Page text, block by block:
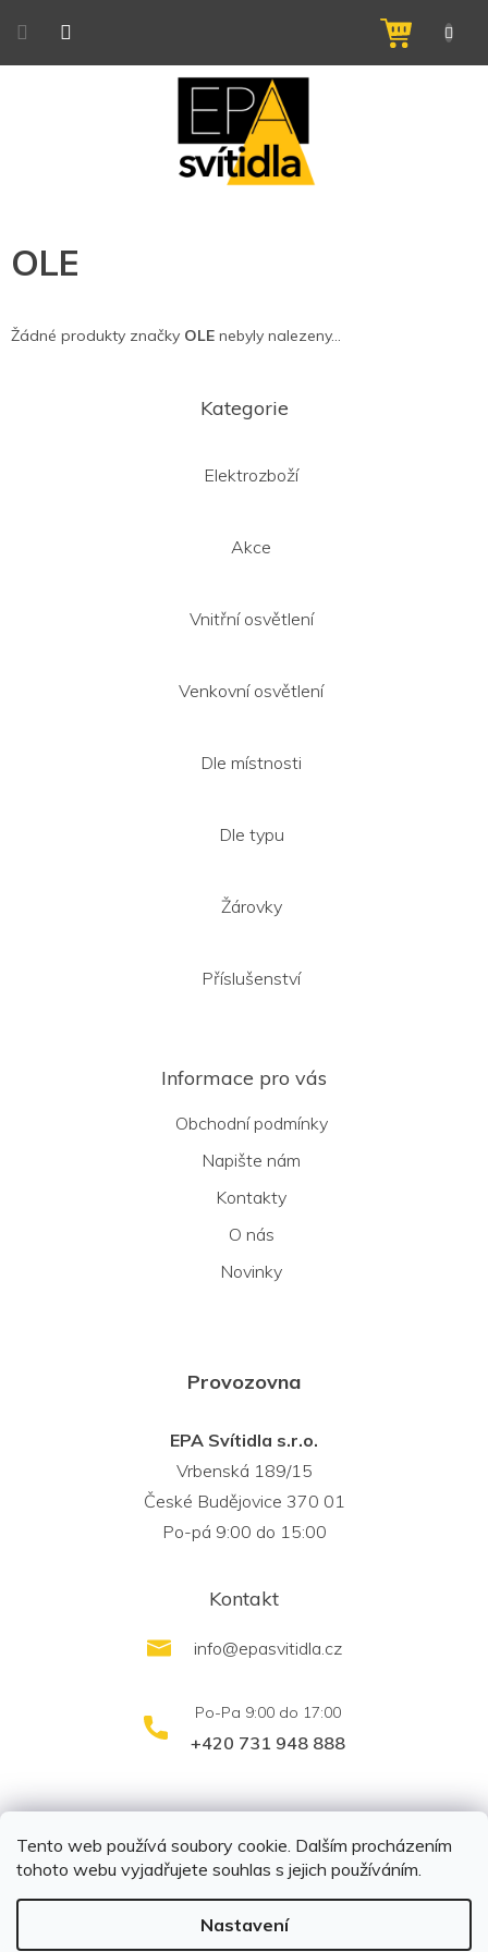
Tento web používá soubory cookie. Dalším procházením
tohoto webu vyjadřujete souhlas s jejich používáním.
Nastavení
NÁKUPNÍ
KOŠÍK
OLE
Žádné produkty značky OLE nebyly nalezeny...
Kategorie
Elektrozboží
Akce
Vnitřní osvětlení
Venkovní osvětlení
Dle místnosti
Dle typu
Žárovky
Příslušenství
Informace pro vás
Obchodní podmínky
Napište nám
Kontakty
O nás
Novinky
Provozovna
EPA Svítidla s.r.o.
Vrbenská 189/15
České Budějovice 370 01
Po-pá 9:00 do 15:00
Kontakt
info@epasvitidla.cz
+420 731 948 888